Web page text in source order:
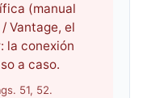
(manual
Vantage, el
la conexión
a caso.
51, 52.